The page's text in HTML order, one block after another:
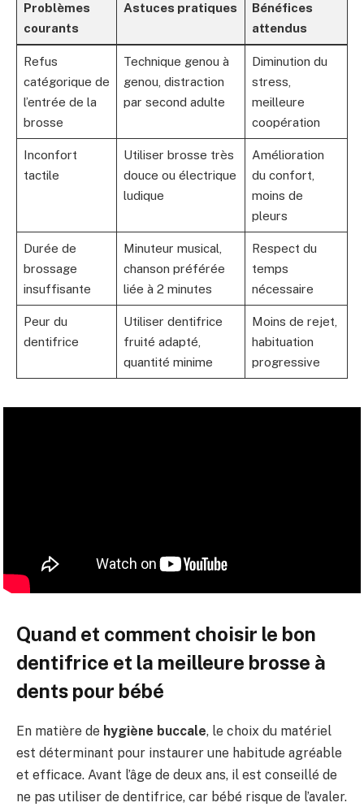
Problèmes
courants
Astuces pratiques
Bénéfices
attendus
Refus
catégorique de
l’entrée de la
brosse
Technique genou à
genou, distraction
par second adulte
Diminution du
stress,
meilleure
coopération
Inconfort
tactile
Utiliser brosse très
douce ou électrique
ludique
Amélioration
du confort,
moins de
pleurs
Durée de
brossage
insuffisante
Minuteur musical,
chanson préférée
liée à 2 minutes
Respect du
temps
nécessaire
Peur du
dentifrice
Utiliser dentifrice
fruité adapté,
quantité minime
Moins de rejet,
habituation
progressive
Quand et comment choisir le bon
dentifrice et la meilleure brosse à
dents pour bébé
En matière de hygiène buccale, le choix du matériel
est déterminant pour instaurer une habitude agréable
et efficace. Avant l’âge de deux ans, il est conseillé de
ne pas utiliser de dentifrice, car bébé risque de l’avaler.